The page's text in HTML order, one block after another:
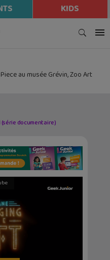
KIDS
au musée Grévin, Zoo Art
(série documentaire)